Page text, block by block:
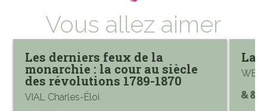
Vous allez aimer
Les derniers feux de la
monarchie : la cour au siècle
des révolutions 1789-1870
VIAL Charles-Éloi
La